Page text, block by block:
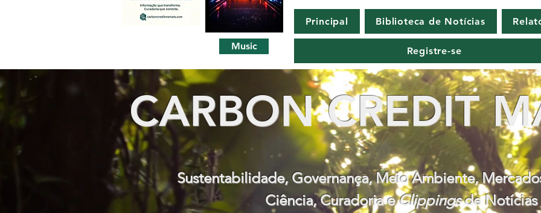
Principal Biblioteca de Notícias
Registre-se
Music
CARBON CREDIT
Sustentabilidade, Governança, Meio Ambiente,
Ciência, Curadoria eClippingsde Notícias